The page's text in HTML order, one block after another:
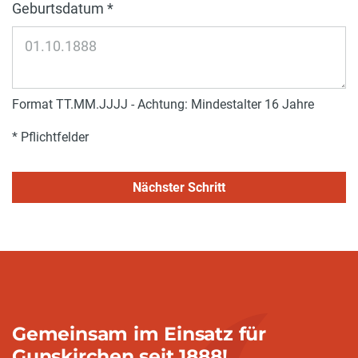
Geburtsdatum *
Format TT.MM.JJJJ - Achtung: Mindestalter 16 Jahre
* Pflichtfelder
Nächster Schritt
Gemeinsam im Einsatz für